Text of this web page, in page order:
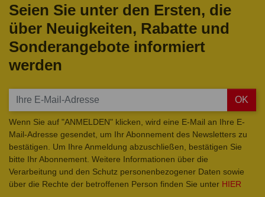
Seien Sie unter den Ersten, die
über Neuigkeiten, Rabatte und
Sonderangebote informiert
werden
OK
Wenn Sie auf "ANMELDEN" klicken, wird eine E-Mail an Ihre E-
Mail-Adresse gesendet, um Ihr Abonnement des Newsletters zu
bestätigen. Um Ihre Anmeldung abzuschließen, bestätigen Sie
bitte Ihr Abonnement. Weitere Informationen über die
Verarbeitung und den Schutz personenbezogener Daten sowie
über die Rechte der betroffenen Person finden Sie unter HIER